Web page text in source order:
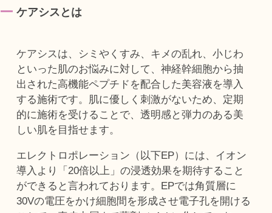
ケアシスとは
ケアシスは、シミやくすみ、キメの乱れ、小じわ
といった肌のお悩みに対して、神経幹細胞から抽
出された高機能ペプチドを配合した美容液を導入
する施術です。肌に優しく刺激がないため、定期
的に施術を受けることで、透明感と弾力のある美
しい肌を目指せます。
エレクトロポレーション（以下EP）には、イオン
導入より「20倍以上」の浸透効果を期待すること
ができると言われております。EPでは角質層に
30Vの電圧をかけ細胞間を形成させ電子孔を開ける